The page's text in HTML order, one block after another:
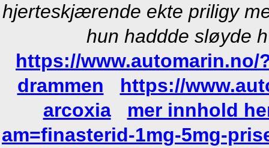
hjerteskjærende ekte priligy
hun haddde sløyde
https://www.automarin.no/
drammen
https://
arcoxia
mer innhold
am=finasterid-1mg-5mg-